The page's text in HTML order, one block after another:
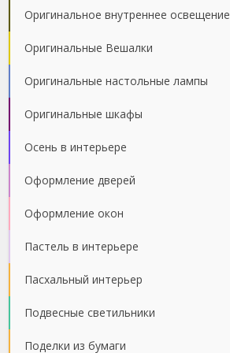
Оригинальное внутреннее освещение
Оригинальные Вешалки
Оригинальные настольные лампы
Оригинальные шкафы
Осень в интерьере
Оформление дверей
Оформление окон
Пастель в интерьере
Пасхальный интерьер
Подвесные светильники
Поделки из бумаги